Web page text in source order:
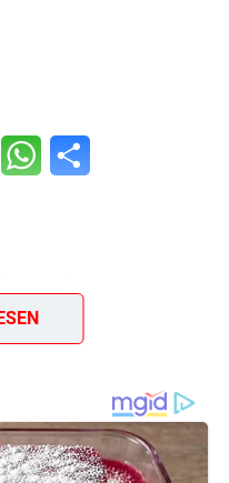
MessengerWhatsApp
–
Tee, Wermut und
sorgt für eine